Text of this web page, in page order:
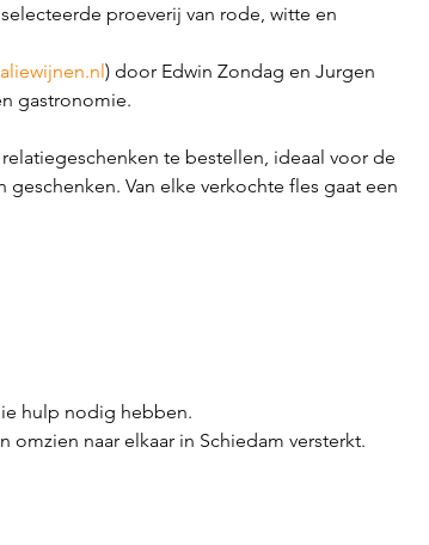
proeverij van rode, witte en
) door Edwin Zondag en Jurgen
gastronomie.
te bestellen, ideaal voor de
Van elke verkochte fles gaat een
hulp nodig hebben.
naar elkaar in Schiedam versterkt.